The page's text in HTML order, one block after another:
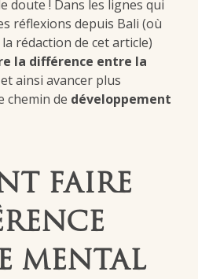
doute ! Dans les lignes qui
réflexions depuis Bali (où
rédaction de cet article)
la différence entre la
ainsi avancer plus
chemin de développement
FAIRE
MENTAL